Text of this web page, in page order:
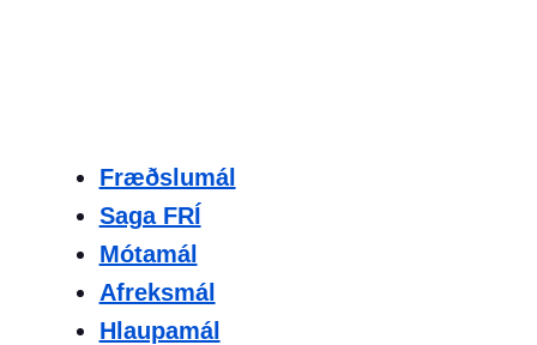
Fræðslumál
Saga FRÍ
Mótamál
Afreksmál
Hlaupamál